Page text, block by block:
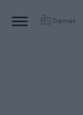
Games